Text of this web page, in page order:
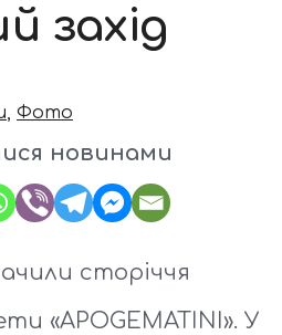
захід
, Фото
новинами
сторіччя
«APOGEMATINI». У